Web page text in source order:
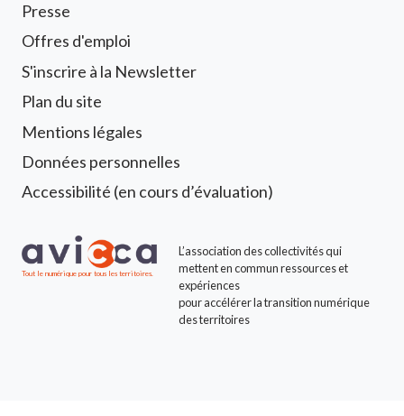
Presse
Offres d'emploi
S'inscrire à la Newsletter
Footer 2 Avicca
Plan du site
Mentions légales
Données personnelles
Accessibilité (en cours d’évaluation)
Tout le numérique pour tous les territoires.
L’association des collectivités qui
mettent en commun ressources et
expériences
pour accélérer la transition numérique
des territoires